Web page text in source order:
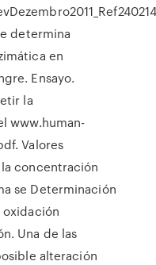
determina
en
Ensayo.
la
www.human-
Valores
concentración
se Determinación
oxidación
Una de las
alteración